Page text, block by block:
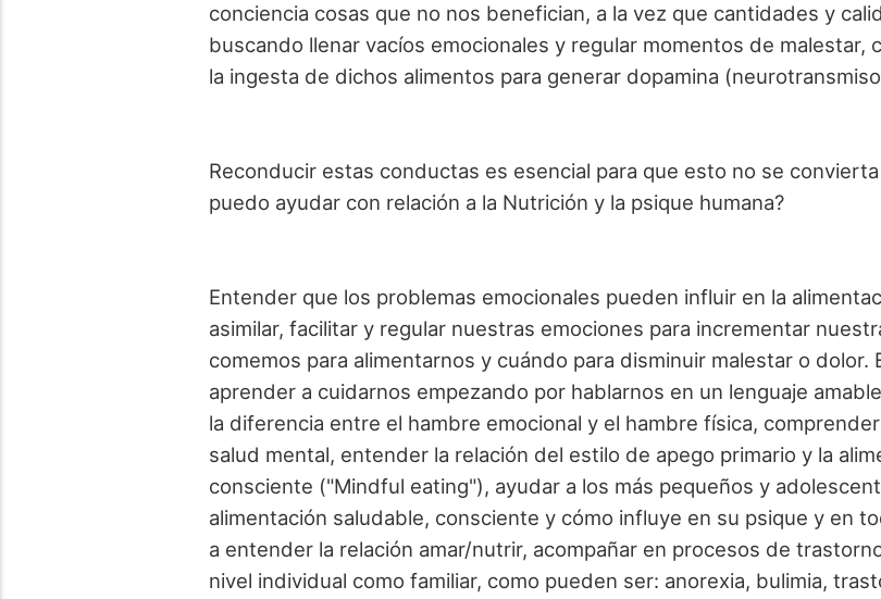
conciencia cosas que no nos benefician, a la vez que cantidades y
buscando llenar vacíos emocionales y regular momentos de malestar,
la ingesta de dichos alimentos para generar dopamina
Reconducir estas conductas es esencial para que esto no se
puedo ayudar con relación a la Nutrición y la psique humana?
Entender que los problemas emocionales pueden influir en la
asimilar, facilitar y regular nuestras emociones para incrementar
comemos para alimentarnos y cuándo para disminuir malestar o
aprender a cuidarnos empezando por hablarnos en un lenguaje
la diferencia entre el hambre emocional y el hambre física,
salud mental, entender la relación del estilo de apego primario y la
consciente ("Mindful eating"), ayudar a los más pequeños y
alimentación saludable, consciente y cómo influye en su psique y en
a entender la relación amar/nutrir, acompañar en procesos de
nivel individual como familiar, como pueden ser: anorexia, bulimia,